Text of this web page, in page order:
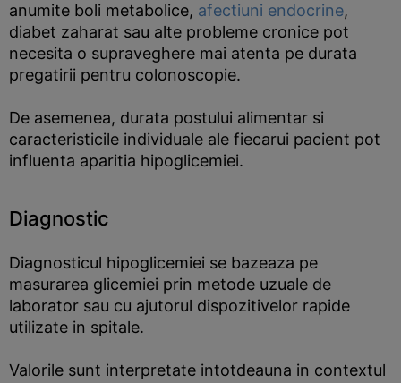
anumite boli metabolice, afectiuni endocrine,
diabet zaharat sau alte probleme cronice pot
necesita o supraveghere mai atenta pe durata
pregatirii pentru colonoscopie.
De asemenea, durata postului alimentar si
caracteristicile individuale ale fiecarui pacient pot
influenta aparitia hipoglicemiei.
Diagnostic
Diagnosticul hipoglicemiei se bazeaza pe
masurarea glicemiei prin metode uzuale de
laborator sau cu ajutorul dispozitivelor rapide
utilizate in spitale.
Valorile sunt interpretate intotdeauna in contextul